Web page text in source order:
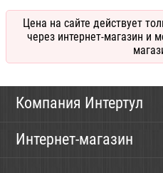
Цена на сайте действует
через интернет-магазин и
Компания Интертул
Новости
Интернет-магазин